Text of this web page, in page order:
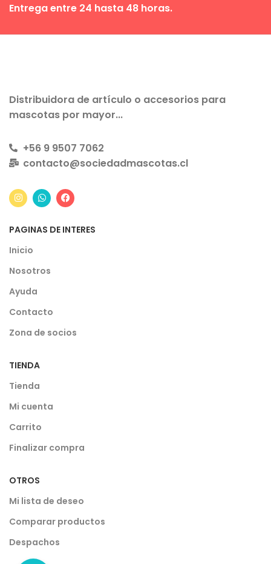
Entrega entre 24 hasta 48 horas.
Distribuidora de artículo o accesorios para
mascotas por mayor...
+56 9 9507 7062
contacto@sociedadmascotas.cl
PAGINAS DE INTERES
Inicio
Nosotros
Ayuda
Contacto
Zona de socios
TIENDA
Tienda
Mi cuenta
Carrito
Finalizar compra
OTROS
Mi lista de deseo
Comparar productos
Despachos